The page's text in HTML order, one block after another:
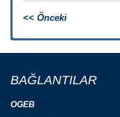
<< Önceki
BAĞLANTILAR
OGEB